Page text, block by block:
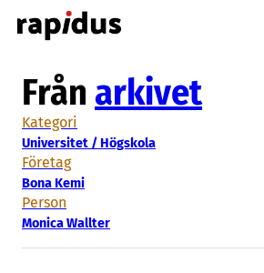
Hoppa
till
Från arkivet
Kategori
Universitet / Högskola
Företag
Bona Kemi
Person
Monica Wallter